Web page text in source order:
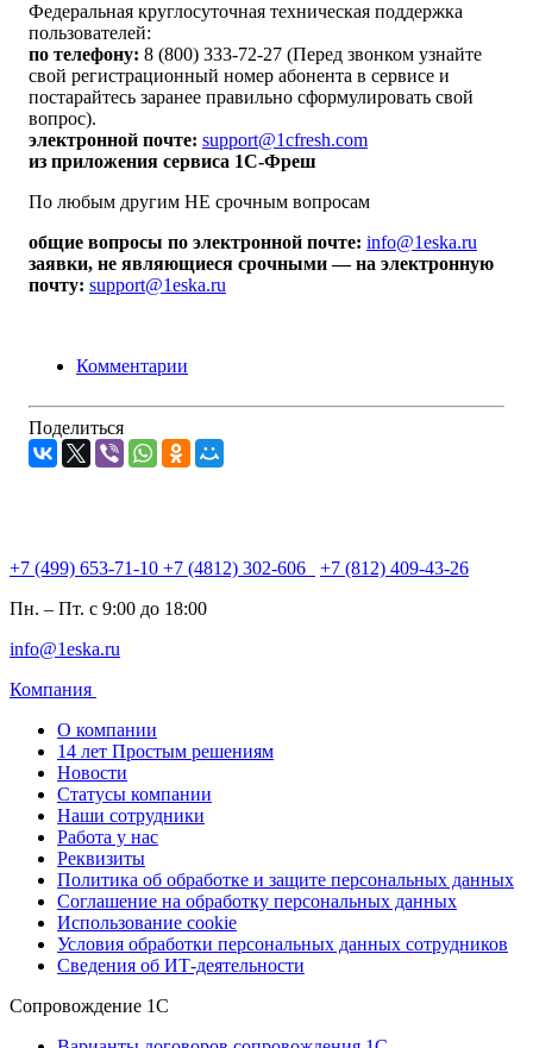
Федеральная круглосуточная техническая поддержка
пользователей:
по телефону: 8 (800) 333-72-27 (Перед звонком узнайте
свой регистрационный номер абонента в сервисе и
постарайтесь заранее правильно сформулировать свой
вопрос).
электронной почте: support@1cfresh.com
из приложения сервиса 1С-Фреш
По любым другим НЕ срочным вопросам
общие вопросы по электронной почте: info@1eska.ru
заявки, не являющиеся срочными — на электронную
почту: support@1eska.ru
Комментарии
Поделиться
+7 (499) 653-71-10 +7 (4812) 302-606
+7 (812) 409-43-26
Пн. – Пт. с 9:00 до 18:00
info@1eska.ru
Компания
О компании
14 лет Простым решениям
Новости
Статусы компании
Наши сотрудники
Работа у нас
Реквизиты
Политика об обработке и защите персональных данных
Соглашение на обработку персональных данных
Использование cookie
Условия обработки персональных данных сотрудников
Сведения об ИТ-деятельности
Сопровождение 1С